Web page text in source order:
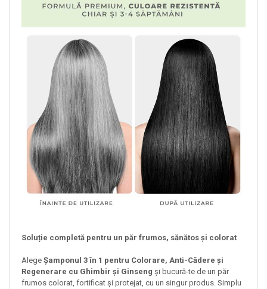
Soluție completă pentru un păr frumos, sănătos și colorat
Alege Șamponul 3 în 1 pentru Colorare, Anti-Cădere și
Regenerare cu Ghimbir și Ginseng și bucură-te de un păr
frumos colorat, fortificat și protejat, cu un singur produs. Simplu